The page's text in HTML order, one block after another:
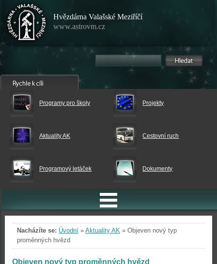
Hvězdárna Valašské Meziříčí
www.astrovm.cz
Programy pro školy Projekty
Aktuality AK Cestovní ruch
Programový letáček Dokumenty
Nacházíte se: Úvodní » Aktuality AK » Objeven nový typ
proměnných hvězd
Objeven nový typ proměnných hvězd